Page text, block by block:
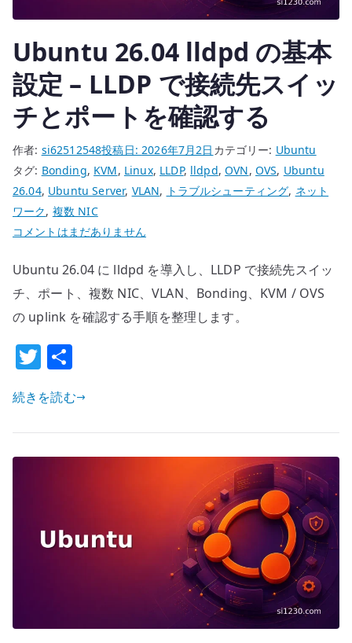
の
Ubuntu 26.04 lldpd の基本
設定 – LLDP で接続先スイッ
チとポートを確認する
作者: si62512548投稿日:2026年7月2日 カテゴリー: Ubuntu
タグ: Bonding, KVM, Linux, LLDP, lldpd,OVN, OVS, Ubuntu
26.04, Ubuntu Server, VLAN, トラブルシューティング, ネット
ワーク, 複数 NIC
Ubuntu
lldpd
の
基
設
定
–
で
接
コメントはまだありません
Ubuntu 26.04 に lldpd を導入し、LLDP で接続先スイッ
チ、ポート、複数 NIC、VLAN、Bonding、KVM / OVS
の uplink を確認する手順を整理します。
T
w
it
te
r
続きを読む